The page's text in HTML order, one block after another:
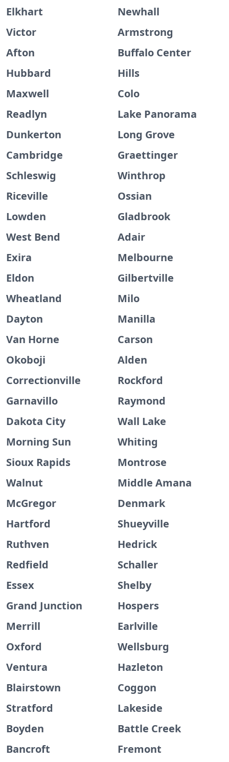
Elkhart
Newhall
Victor
Armstrong
Afton
Buffalo Center
Hubbard
Hills
Maxwell
Colo
Readlyn
Lake Panorama
Dunkerton
Long Grove
Cambridge
Graettinger
Schleswig
Winthrop
Riceville
Ossian
Lowden
Gladbrook
West Bend
Adair
Exira
Melbourne
Eldon
Gilbertville
Wheatland
Milo
Dayton
Manilla
Van Horne
Carson
Okoboji
Alden
Correctionville
Rockford
Garnavillo
Raymond
Dakota City
Wall Lake
Morning Sun
Whiting
Sioux Rapids
Montrose
Walnut
Middle Amana
McGregor
Denmark
Hartford
Shueyville
Ruthven
Hedrick
Redfield
Schaller
Essex
Shelby
Grand Junction
Hospers
Merrill
Earlville
Oxford
Wellsburg
Ventura
Hazleton
Blairstown
Coggon
Stratford
Lakeside
Boyden
Battle Creek
Bancroft
Fremont